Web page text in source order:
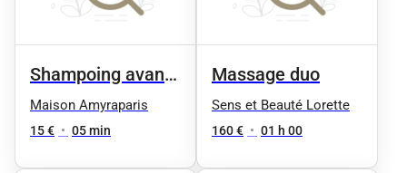
Shampoing avant
prestation
Maison Amyraparis
15 € • 05 min
Massage duo
Sens et Beauté Lorette
160 € • 01 h 00